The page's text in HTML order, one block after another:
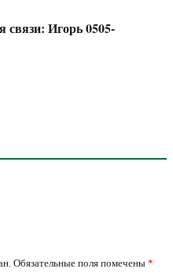
связи: Игорь 0505-
Обязательные поля помечены *